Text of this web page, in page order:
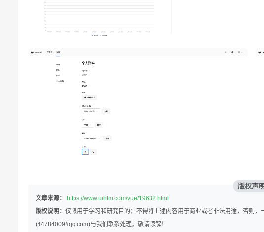
版权声
文章来源：
https://www.uihtm.com/vue/19632.html
版权说明： 仅限用于学习和研究目的；不得将上述内容用于商业或者非法用途，否则
(44784009#qq.com)与我们联系处理。敬请谅解！